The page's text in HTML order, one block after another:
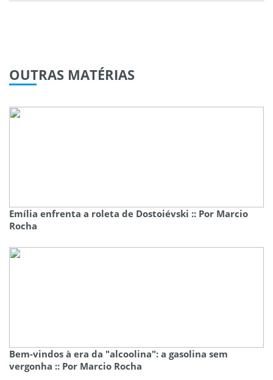
OUTRAS MATÉRIAS
Emília enfrenta a roleta de Dostoiévski :: Por Marcio
Rocha
Bem-vindos à era da "alcoolina": a gasolina sem
vergonha :: Por Marcio Rocha